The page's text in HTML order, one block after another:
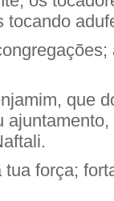
tocando
que
força;